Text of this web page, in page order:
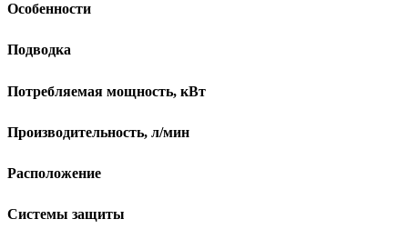
Особенности
Подводка
Потребляемая мощность, кВт
Производительность, л/мин
Расположение
Системы защиты